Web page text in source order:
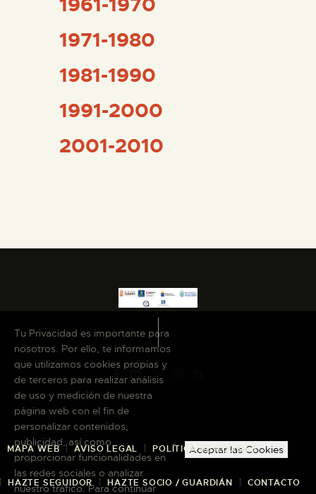
1971-1980
1981-1990
1991-2000
2001-2010
MAPA WEB AVISO LEGAL POLÍTICA DE COOKIES
HAZTE SEGUIDOR HAZTE SOCIO / GUARDIÁN CONTACTO
Tu Privacidad es importante para
nosotros. Por ello, te informamos
que utilizamos cookies propias y
de terceros para realizar análisis
de uso y medición de nuestra
página web con el fin de
personalizar contenidos,
publicidad, así como
proporcionar funcionalidades en
las redes sociales o analizar
nuestro tráfico. Para continuar
Aceptar las Cookies